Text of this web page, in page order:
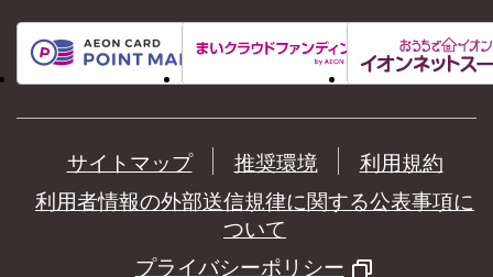
サイトマップ 推奨環境
利用規約
利用者情報の外部送信規律に関する公表事項に
ついて
プライバシーポリシー